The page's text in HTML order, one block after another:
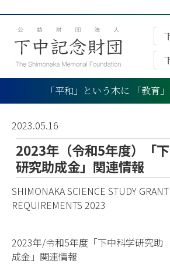
「平和」という木に 「教育
2023.05.16
2023年（令和5年度）「
研究助成金」関連情報
SHIMONAKA SCIENCE STUDY
REQUIREMENTS 2023
2023年/令和5年度「下中科学研究助
成金」関連情報